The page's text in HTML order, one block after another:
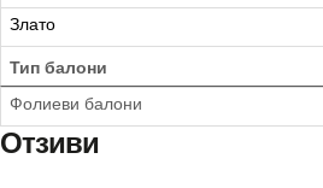
Злато
Тип балони
Фолиеви балони
Отзиви